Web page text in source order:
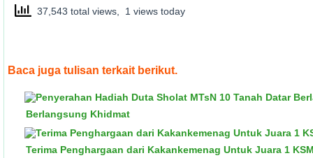
37,543 total views, 1 views today
Baca juga tulisan terkait berikut.
Berlangsung Khidmat
Terima Penghargaan dari Kakankemenag Untuk Juara 1